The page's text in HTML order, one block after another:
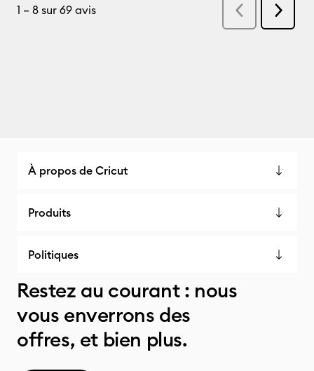
À propos de Cricut
Produits
Politiques
Restez au courant : nous
vous enverrons des
offres, et bien plus.